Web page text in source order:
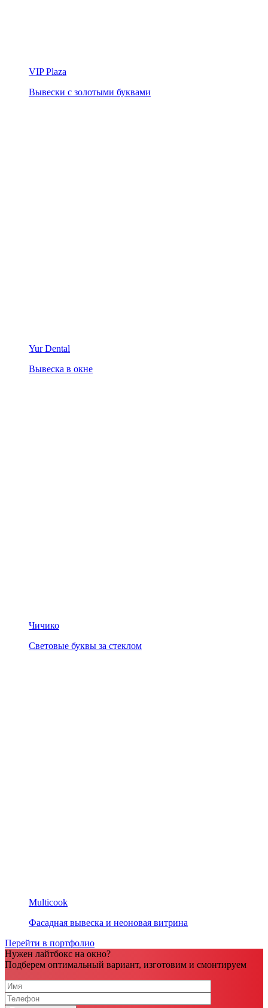
VIP Plaza
Вывески с золотыми буквами
Yur Dental
Вывеска в окне
Чичико
Световые буквы за стеклом
Multicook
Фасадная вывеска и неоновая витрина
Перейти в портфолио
Нужен лайтбокс на окно?
Подберем оптимальный вариант, изготовим и смонтируем